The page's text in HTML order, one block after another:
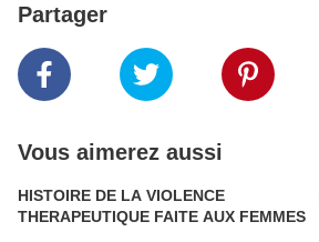
Partager
Vous aimerez aussi
HISTOIRE DE LA VIOLENCE
THERAPEUTIQUE FAITE AUX FEMMES